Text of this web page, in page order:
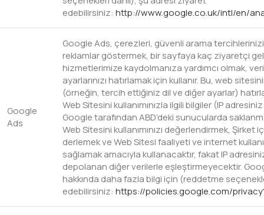
edebilirsiniz: http://www.google.co.uk/intl/en/
Google
Ads
Google Ads, çerezleri, güvenli arama tercihlerinizi
reklamlar göstermek, bir sayfaya kaç ziyaretçi
hizmetlerimize kaydolmanıza yardımcı olmak,
ayarlarınızı hatırlamak için kullanır. Bu, web
(örneğin, tercih ettiğiniz dil ve diğer ayarlar)
Web Sitesini kullanımınızla ilgili bilgiler (IP
Google tarafından ABD’deki sunucularda
Web Sitesini kullanımınızı değerlendirmek, Şirket
derlemek ve Web Sitesi faaliyeti ve internet
sağlamak amacıyla kullanacaktır, fakat IP
depolanan diğer verilerle eşleştirmeyecektir.
hakkında daha fazla bilgi için (reddetme
edebilirsiniz: https://policies.google.com/